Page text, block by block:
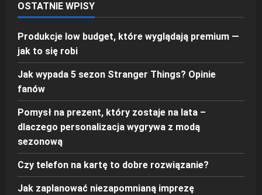
OSTATNIE WPISY
Produkcje low budget, które wyglądają premium —
jak to się robi
Jak wypada 5 sezon Stranger Things? Opinie
fanów
Pomysł na prezent, który zostaje na lata –
dlaczego personalizacja wygrywa z modą
sezonową
Czy telefon na kartę to dobre rozwiązanie?
Jak zaplanować niezapomnianą imprezę